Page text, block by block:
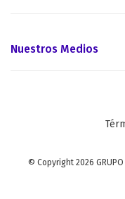
Nuestros Medios
© Copyright 2026